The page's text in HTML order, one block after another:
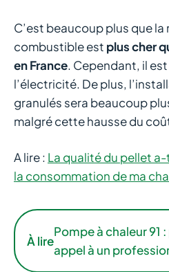
C’est beaucoup plus que la
combustible est plus cher
en France. Cependant, il
l’électricité. De plus,
granulés sera beaucoup
malgré cette hausse du
A lire : La qualité du pellet
la consommation de ma
À lire
Pompe à chaleur 91
appel à un